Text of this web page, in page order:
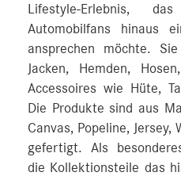
Lifestyle-Erlebnis,
Automobilfans hinaus
ansprechen möchte.
Jacken, Hemden,
Accessoires wie Hüte,
Die Produkte sind aus
Canvas, Popeline,
gefertigt. Als
die Kollektionsteile das